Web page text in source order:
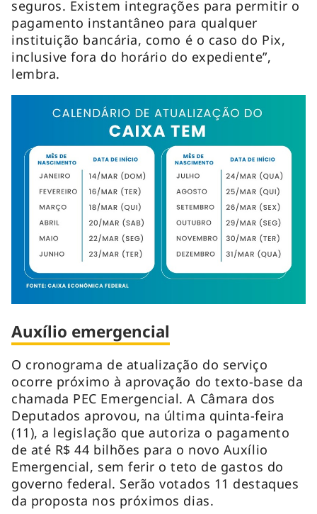
seguros. Existem integrações para permitir o
pagamento instantâneo para qualquer
instituição bancária, como é o caso do Pix,
inclusive fora do horário do expediente”,
lembra.
Auxílio emergencial
O cronograma de atualização do serviço
ocorre próximo à aprovação do texto-base da
chamada PEC Emergencial. A Câmara dos
Deputados aprovou, na última quinta-feira
(11), a legislação que autoriza o pagamento
de até R$ 44 bilhões para o novo Auxílio
Emergencial, sem ferir o teto de gastos do
governo federal. Serão votados 11 destaques
da proposta nos próximos dias.